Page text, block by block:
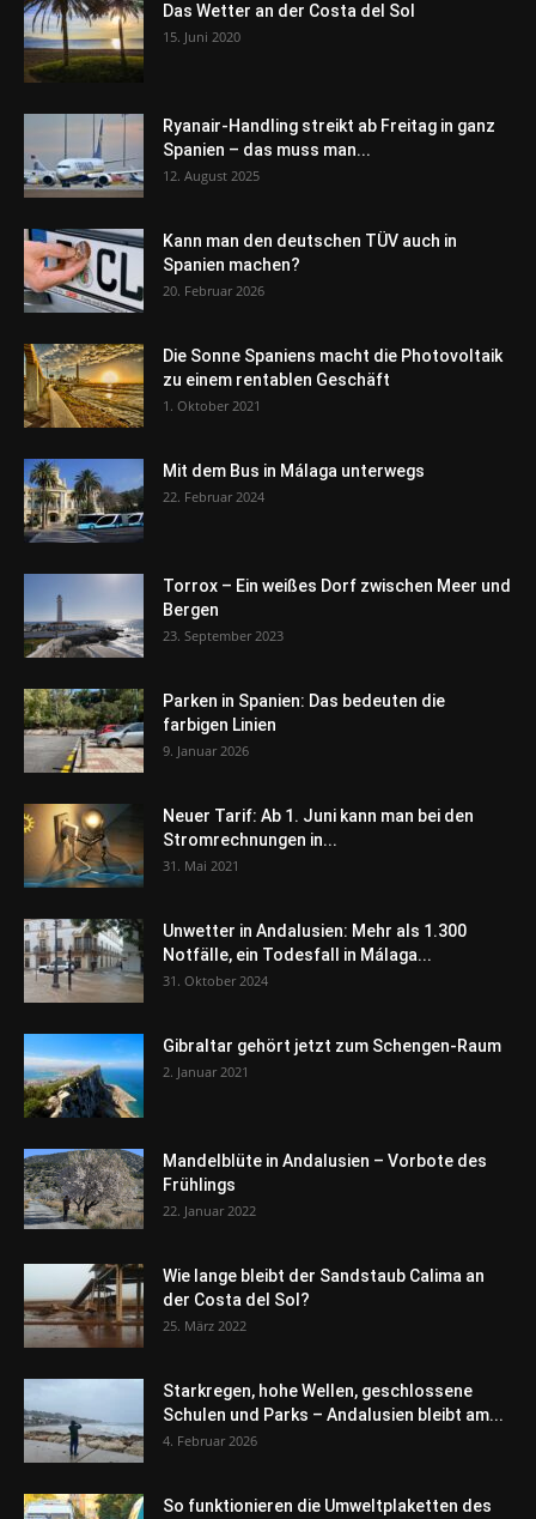
Das Wetter an der Costa del Sol
15. Juni 2020
Ryanair-Handling streikt ab Freitag in ganz
Spanien – das muss man...
12. August 2025
Kann man den deutschen TÜV auch in
Spanien machen?
20. Februar 2026
Die Sonne Spaniens macht die Photovoltaik
zu einem rentablen Geschäft
1. Oktober 2021
Mit dem Bus in Málaga unterwegs
22. Februar 2024
Torrox – Ein weißes Dorf zwischen Meer und
Bergen
23. September 2023
Parken in Spanien: Das bedeuten die
farbigen Linien
9. Januar 2026
Neuer Tarif: Ab 1. Juni kann man bei den
Stromrechnungen in...
31. Mai 2021
Unwetter in Andalusien: Mehr als 1.300
Notfälle, ein Todesfall in Málaga...
31. Oktober 2024
Gibraltar gehört jetzt zum Schengen-Raum
2. Januar 2021
Mandelblüte in Andalusien – Vorbote des
Frühlings
22. Januar 2022
Wie lange bleibt der Sandstaub Calima an
der Costa del Sol?
25. März 2022
Starkregen, hohe Wellen, geschlossene
Schulen und Parks – Andalusien bleibt am...
4. Februar 2026
So funktionieren die Umweltplaketten des